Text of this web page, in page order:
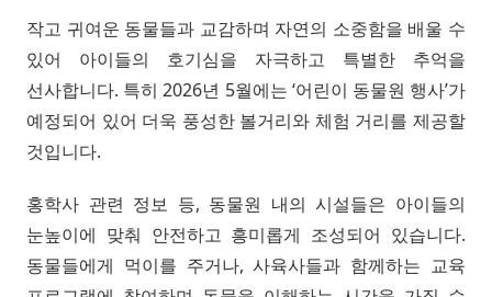
작고 귀여운 동물들과 교감하며 자연의 소중함을 배울 수
있어 아이들의 호기심을 자극하고 특별한 추억을
선사합니다. 특히 2026년 5월에는 ‘어린이 동물원 행사’가
예정되어 있어 더욱 풍성한 볼거리와 체험 거리를 제공할
것입니다.
홍학사 관련 정보 등, 동물원 내의 시설들은 아이들의
눈높이에 맞춰 안전하고 흥미롭게 조성되어 있습니다.
동물들에게 먹이를 주거나, 사육사들과 함께하는 교육